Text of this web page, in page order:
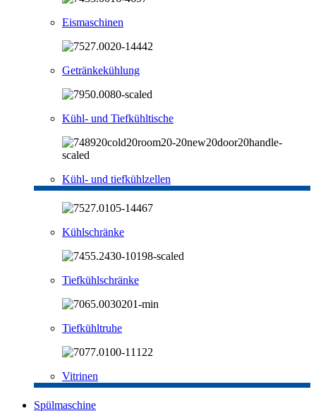
Eismaschinen
Getränkekühlung
Kühl- und Tiefkühltische
Kühl- und tiefkühlzellen
Kühlschränke
Tiefkühlschränke
Tiefkühltruhe
Vitrinen
Spülmaschine